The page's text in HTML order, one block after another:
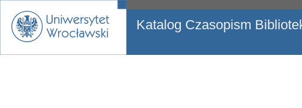
Katalog Czasopism